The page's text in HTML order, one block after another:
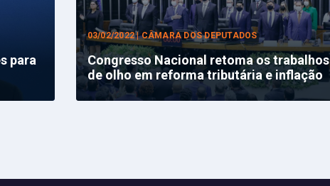
para
03/02/2022 | CÂMARA DOS DEPUTADOS
Congresso Nacional retoma os trabalhos
de olho em reforma tributária e inflação